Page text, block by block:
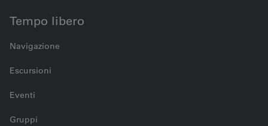
Tempo libero
Navigazione
Escursioni
Eventi
Gruppi